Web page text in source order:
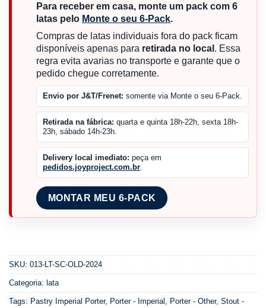
Para receber em casa, monte um pack com 6
latas pelo Monte o seu 6-Pack.
Compras de latas individuais fora do pack ficam
disponíveis apenas para retirada no local . Essa
regra evita avarias no transporte e garante que o
pedido chegue corretamente.
Envio por J&T/Frenet: somente via Monte o seu 6-Pack.
Retirada na fábrica: quarta e quinta 18h-22h, sexta 18h-
23h, sábado 14h-23h.
Delivery local imediato: peça em
pedidos.joyproject.com.br
MONTAR MEU 6-PACK
SKU: 013-LT-SC-OLD-2024
Categoria: lata
Tags: Pastry Imperial Porter, Porter - Imperial , Porter - Other, Stout -